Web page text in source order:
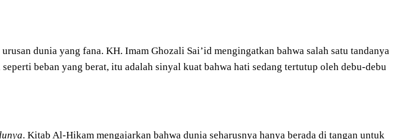
dunia yang fana. KH. Imam Ghozali Sai’id mengingatkan bahwa salah satu tandanya
beban yang berat, itu adalah sinyal kuat bahwa hati sedang tertutup oleh debu-debu
. Kitab Al-Hikam mengajarkan bahwa dunia seharusnya hanya berada di tangan untuk